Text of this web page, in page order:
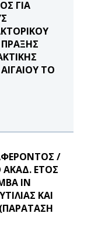
ΓΙΑ
ΤΟ
/
ΑΚΑΔ. ΕΤΟΣ
IN
ΚΑΙ